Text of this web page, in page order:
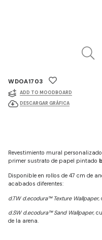
WDOA1703
ADD TO MOODBOARD
DESCARGAR GRÁFICA
Revestimiento mural
primer sustrato de papel pintado
Disponible en rollos de 47 cm de
acabados diferentes:
d.TW d.ecodura™ Texture Wallpaper,
d.SW d.ecodura™ Sand Wallpaper,
de la arena.